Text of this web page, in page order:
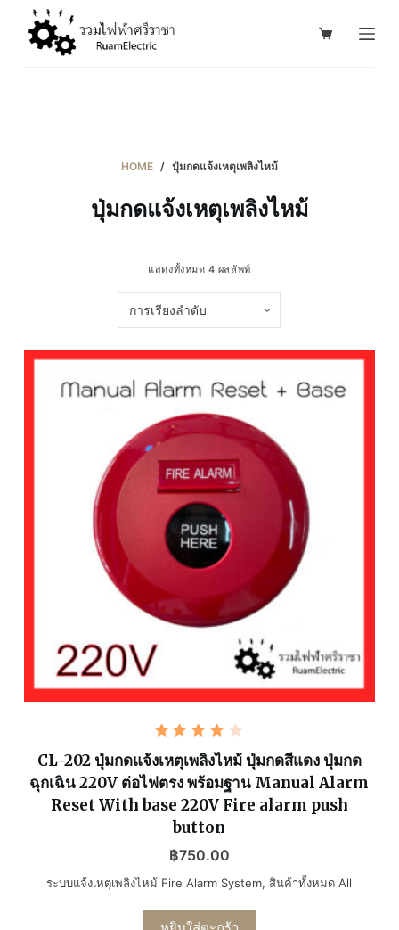
HOME / ปุ่มกดแจ้งเหตุเพลิงไหม้
ปุ่มกดแจ้งเหตุเพลิงไหม้
แสดงทั้งหมด 4 ผลลัพท์
คะแนน
4.00
ตั้งแต่
1-5
คะแนน
CL-202 ปุ่มกดแจ้งเหตุเพลิงไหม้ ปุ่มกดสีแดง ปุ่มกด
ฉุกเฉิน 220V ต่อไฟตรง พร้อมฐาน Manual Alarm
Reset With base 220V Fire alarm push
button
฿750.00
ระบบแจ้งเหตุเพลิงไหม้ Fire Alarm System, สินค้าทั้งหมด All